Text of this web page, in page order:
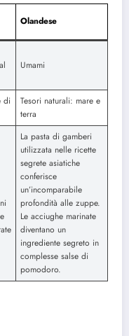
Olandese
Umami
di
Tesori naturali: mare e
terra
La pasta di gamberi
utilizzata nelle ricette
segrete asiatiche
conferisce
un’incomparabile
profondità alle zuppe.
Le acciughe marinate
diventano un
ingrediente segreto in
complesse salse di
pomodoro.